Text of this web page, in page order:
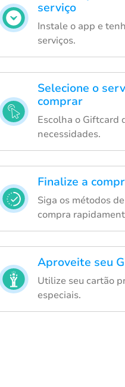
serviço
Instale o app e
serviços.
Selecione o
comprar
Escolha o Giftcard
necessidades.
Finalize a
Siga os métodos
compra
Aproveite seu
Utilize seu cartão
especiais.